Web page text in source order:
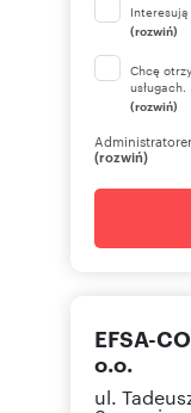
(rozwiń)
Chcę
usługach.
(rozwiń)
(rozwiń)
EFSA-
o.o.
ul.